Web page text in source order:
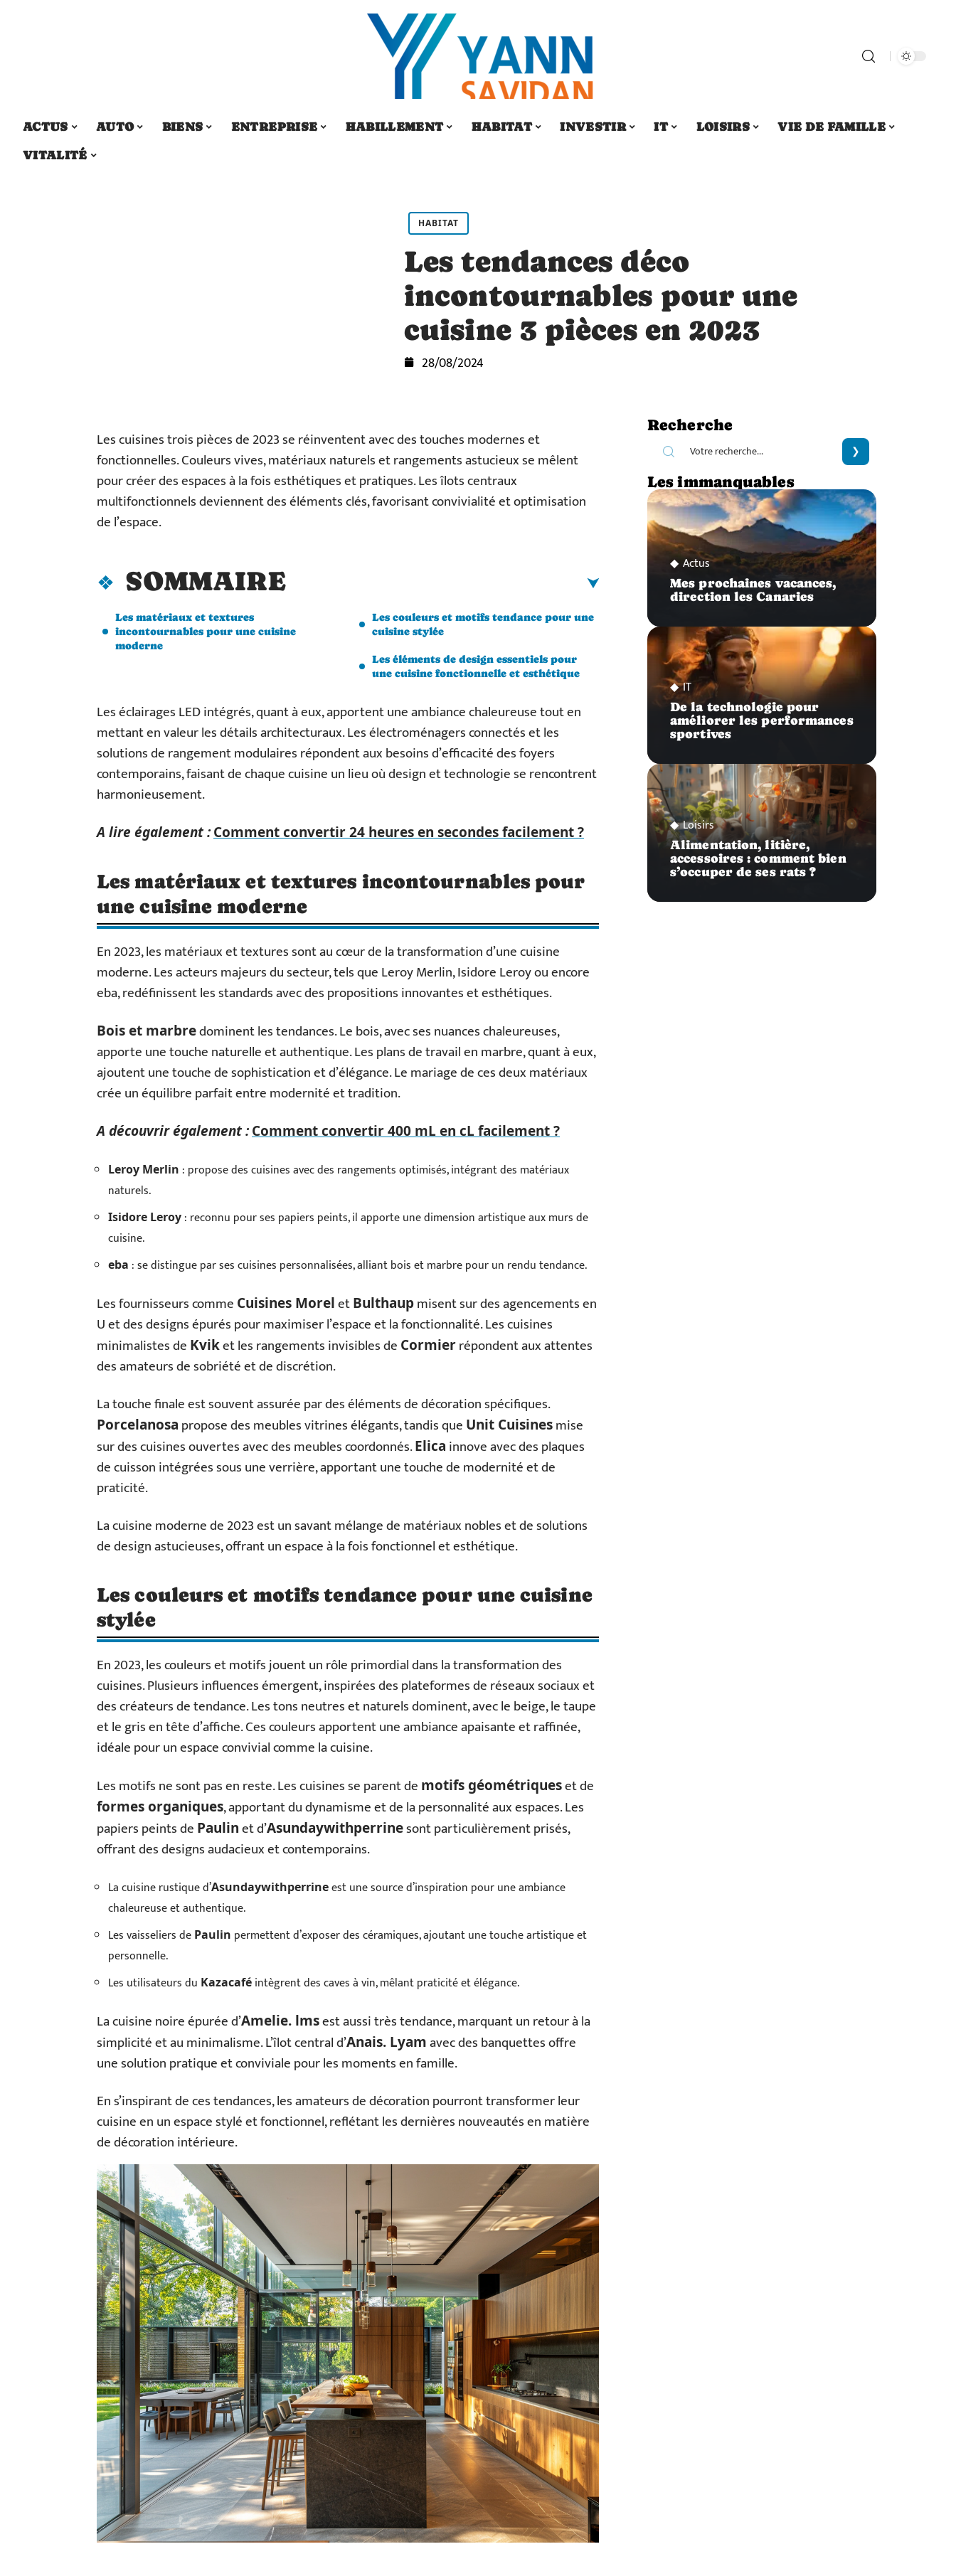
ACTUS AUTO BIENS ENTREPRISE HABILLEMENT HABITAT INVESTIR IT LOISIRS
VIE DE FAMILLE
VITALITÉ
HABITAT
Les tendances déco
incontournables pour une
cuisine 3 pièces en 2023
28/08/2024
Les cuisines trois pièces de 2023 se réinventent avec des touches modernes et
fonctionnelles. Couleurs vives, matériaux naturels et rangements astucieux se mêlent
pour créer des espaces à la fois esthétiques et pratiques. Les îlots centraux
multifonctionnels deviennent des éléments clés, favorisant convivialité et optimisation
de l’espace.
SOMMAIRE
Les matériaux et textures
incontournables pour une cuisine
moderne
Les couleurs et motifs tendance pour une
cuisine stylée
Les éléments de design essentiels pour
une cuisine fonctionnelle et esthétique
Les éclairages LED intégrés, quant à eux, apportent une ambiance chaleureuse tout en
mettant en valeur les détails architecturaux. Les électroménagers connectés et les
solutions de rangement modulaires répondent aux besoins d’efficacité des foyers
contemporains, faisant de chaque cuisine un lieu où design et technologie se rencontrent
harmonieusement.
A lire également :Comment convertir 24 heures en secondes facilement ?
Les matériaux et textures incontournables pour
une cuisine moderne
En 2023, les matériaux et textures sont au cœur de la transformation d’une cuisine
moderne. Les acteurs majeurs du secteur, tels que Leroy Merlin, Isidore Leroy ou encore
eba, redéfinissent les standards avec des propositions innovantes et esthétiques.
Bois et marbredominent les tendances. Le bois, avec ses nuances chaleureuses,
apporte une touche naturelle et authentique. Les plans de travail en marbre, quant à eux,
ajoutent une touche de sophistication et d’élégance. Le mariage de ces deux matériaux
crée un équilibre parfait entre modernité et tradition.
A découvrir également :Comment convertir 400 mL en cL facilement ?
Leroy Merlin : propose des cuisines avec des rangements optimisés, intégrant des matériaux
naturels.
Isidore Leroy : reconnu pour ses papiers peints, il apporte une dimension artistique aux murs de
cuisine.
eba : se distingue par ses cuisines personnalisées, alliant bois et marbre pour un rendu tendance.
Les fournisseurs comme Cuisines MoreletBulthaupmisent sur des agencements en
U et des designs épurés pour maximiser l’espace et la fonctionnalité. Les cuisines
minimalistes de Kviket les rangements invisibles de Cormierrépondent aux attentes
des amateurs de sobriété et de discrétion.
La touche finale est souvent assurée par des éléments de décoration spécifiques.
Porcelanosa propose des meubles vitrines élégants, tandis que Unit Cuisinesmise
sur des cuisines ouvertes avec des meubles coordonnés.Elica innove avec des plaques
de cuisson intégrées sous une verrière, apportant une touche de modernité et de
praticité.
La cuisine moderne de 2023 est un savant mélange de matériaux nobles et de solutions
de design astucieuses, offrant un espace à la fois fonctionnel et esthétique.
Les couleurs et motifs tendance pour une cuisine
stylée
En 2023, les couleurs et motifs jouent un rôle primordial dans la transformation des
cuisines. Plusieurs influences émergent, inspirées des plateformes de réseaux sociaux et
des créateurs de tendance. Les tons neutres et naturels dominent, avec le beige, le taupe
et le gris en tête d’affiche. Ces couleurs apportent une ambiance apaisante et raffinée,
idéale pour un espace convivial comme la cuisine.
Les motifs ne sont pas en reste. Les cuisines se parent de motifs géométriqueset de
formes organiques, apportant du dynamisme et de la personnalité aux espaces. Les
papiers peints de Paulinet d’Asundaywithperrinesont particulièrement prisés,
offrant des designs audacieux et contemporains.
La cuisine rustique d’Asundaywithperrineest une source d’inspiration pour une ambiance
chaleureuse et authentique.
Les vaisseliers de Paulin permettent d’exposer des céramiques, ajoutant une touche artistique et
personnelle.
Les utilisateurs du Kazacafé intègrent des caves à vin, mêlant praticité et élégance.
La cuisine noire épurée d’Amelie. lmsest aussi très tendance, marquant un retour à la
simplicité et au minimalisme. L’îlot central d’Anais. Lyamavec des banquettes offre
une solution pratique et conviviale pour les moments en famille.
En s’inspirant de ces tendances, les amateurs de décoration pourront transformer leur
cuisine en un espace stylé et fonctionnel, reflétant les dernières nouveautés en matière
de décoration intérieure.
Recherche
Les immanquables
Actus
Mes prochaines vacances,
direction les Canaries
IT
De la technologie pour
améliorer les performances
sportives
Loisirs
Alimentation, litière,
accessoires : comment bien
s’occuper de ses rats ?